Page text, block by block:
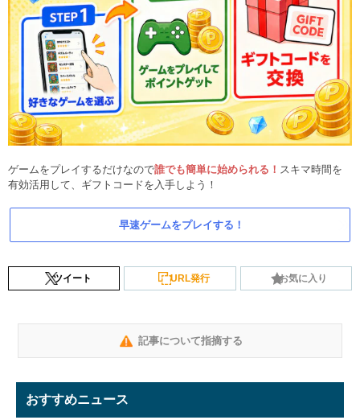
ゲームをプレイするだけなので誰でも簡単に始められる！ スキマ時間を
有効活用して、ギフトコードを入手しよう！
早速ゲームをプレイする！
ツイート URL発行 お気に入り
記事について指摘する
おすすめニュース